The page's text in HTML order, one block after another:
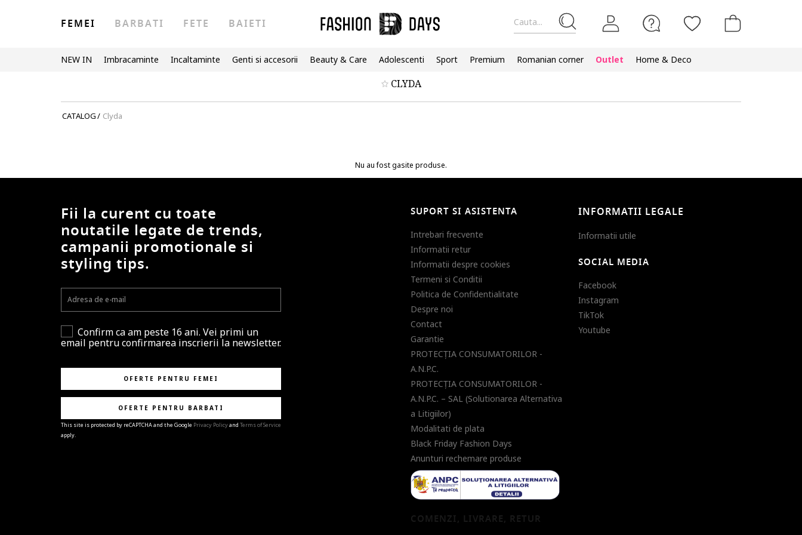
Cauta...
FEMEI BARBATI FETE BAIETI
NEW IN Imbracaminte Incaltaminte Genti si accesorii Beauty & Care Adolescenti Sport Premium Romanian corner Outlet Home & Deco
CLYDA
CATALOG/ Clyda
Nu au fost gasite produse.
Fii la curent cu toate
noutatile legate de trends,
campanii promotionale si
styling tips.
Confirm ca am peste 16 ani. Vei primi un
email pentru confirmarea inscrierii la newsletter.
OFERTE PENTRU FEMEI
OFERTE PENTRU BARBATI
This site is protected by reCAPTCHA and the Google Privacy Policyand Terms of Service
apply.
SUPORT SI ASISTENTA
Intrebari frecvente
Informatii retur
Informatii despre cookies
Termeni si Conditii
Politica de Confidentialitate
Despre noi
Contact
Garantie
PROTECŢIA CONSUMATORILOR -
A.N.P.C.
PROTECŢIA CONSUMATORILOR -
A.N.P.C. – SAL (Solutionarea Alternativa
a Litigiilor)
Modalitati de plata
Black Friday Fashion Days
Anunturi rechemare produse
COMENZI, LIVRARE, RETUR
INFORMATII LEGALE
Informatii utile
SOCIAL MEDIA
Facebook
Instagram
TikTok
Youtube